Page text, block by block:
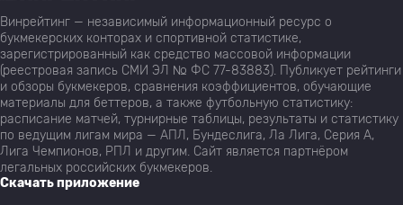
Винрейтинг — независимый информационный ресурс о
букмекерских конторах и спортивной статистике,
зарегистрированный как средство массовой информации
(реестровая запись СМИ ЭЛ № ФС 77-83883). Публикует рейтинги
и обзоры букмекеров, сравнения коэффициентов, обучающие
материалы для беттеров, а также футбольную статистику:
расписание матчей, турнирные таблицы, результаты и статистику
по ведущим лигам мира — АПЛ, Бундеслига, Ла Лига, Серия А,
Лига Чемпионов, РПЛ и другим. Сайт является партнёром
легальных российских букмекеров.
Скачать приложение